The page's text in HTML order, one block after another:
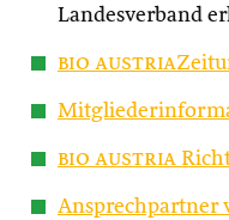
Landesverband
bio austria
bio austria
Ansprechpartner